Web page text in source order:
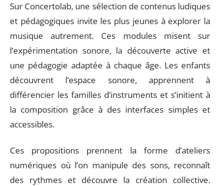
Sur Concertolab, une sélection de contenus ludiques
et pédagogiques invite les plus jeunes à explorer la
musique autrement. Ces modules misent sur
l’expérimentation sonore, la découverte active et
une pédagogie adaptée à chaque âge. Les enfants
découvrent l’espace sonore, apprennent à
différencier les familles d’instruments et s’initient à
la composition grâce à des interfaces simples et
accessibles.
Ces propositions prennent la forme d’ateliers
numériques où l’on manipule des sons, reconnaît
des rythmes et découvre la création collective.